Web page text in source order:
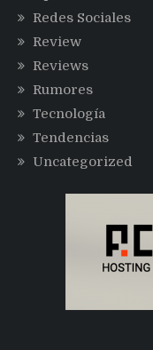
Redes Sociales
Review
Reviews
Rumores
Tecnología
Tendencias
Uncategorized